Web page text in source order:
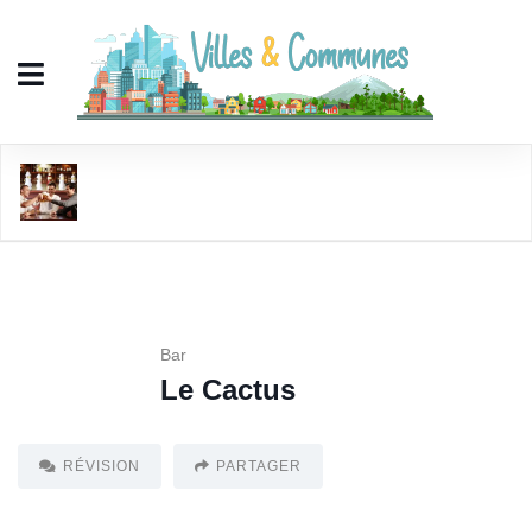
Bar
Le Cactus
RÉVISION PARTAGER